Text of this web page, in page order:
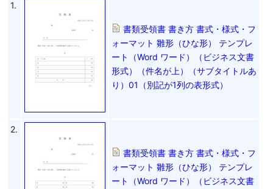
1.
書類受領書 書き方 書式・様式・フ
ォーマット 雛形（ひな形） テンプレ
ート（Word ワード）（ビジネス文書
形式）（件名が上）（サブタイトルあ
り）01（別記が1列の表形式）
2.
書類受領書 書き方 書式・様式・フ
ォーマット 雛形（ひな形） テンプレ
ート（Word ワード）（ビジネス文書